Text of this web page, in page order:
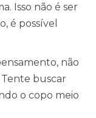
Isso não é ser
é possível
não
buscar
o copo meio